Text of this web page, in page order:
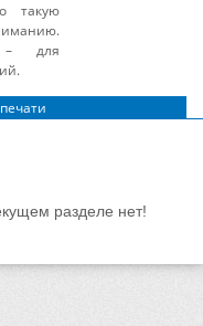
такую
– для
разделе нет!